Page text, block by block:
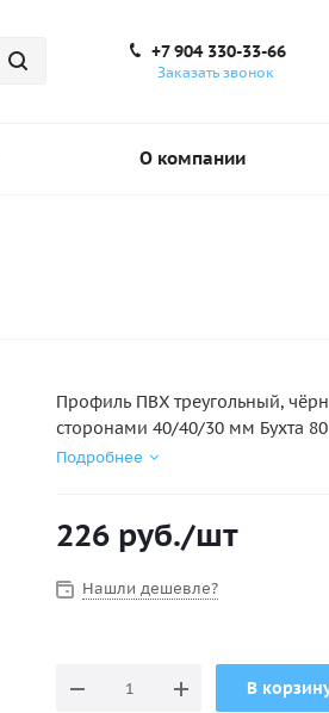
+7 904 330-33-66
Заказать звонок
О компании
Профиль ПВХ треугольный,
сторонами 40/40/30 мм Бухта
Подробнее
226 руб./шт
Нашли дешевле?
В